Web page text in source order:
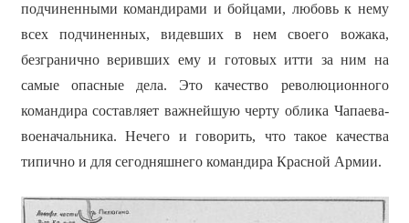
подчиненными командирами и бойцами, любовь к нему
всех подчиненных, видевших в нем своего вожака,
безгранично веривших ему и готовых итти за ним на
самые опасные дела. Это качество революционного
командира составляет важнейшую черту облика Чапаева-
военачальника. Нечего и говорить, что такое качества
типично и для сегодняшнего командира Красной Армии.